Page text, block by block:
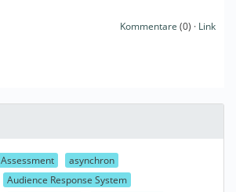
Kommentare (0) · Link
Assessment
asynchron
Audience Response System